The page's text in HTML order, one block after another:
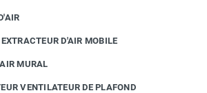
D'AIR MOBILE
MURAL
VENTILATEUR DE PLAFOND